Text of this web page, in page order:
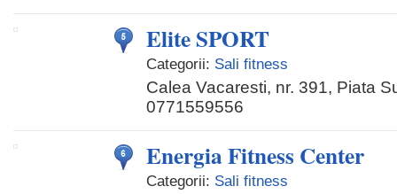
Elite SPORT
Categorii: Sali fitness
Calea Vacaresti, nr. 391, Piata
0771559556
Energia Fitness Center
Categorii: Sali fitness